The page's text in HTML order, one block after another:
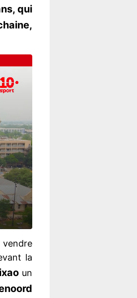
qui
vendre
la
un